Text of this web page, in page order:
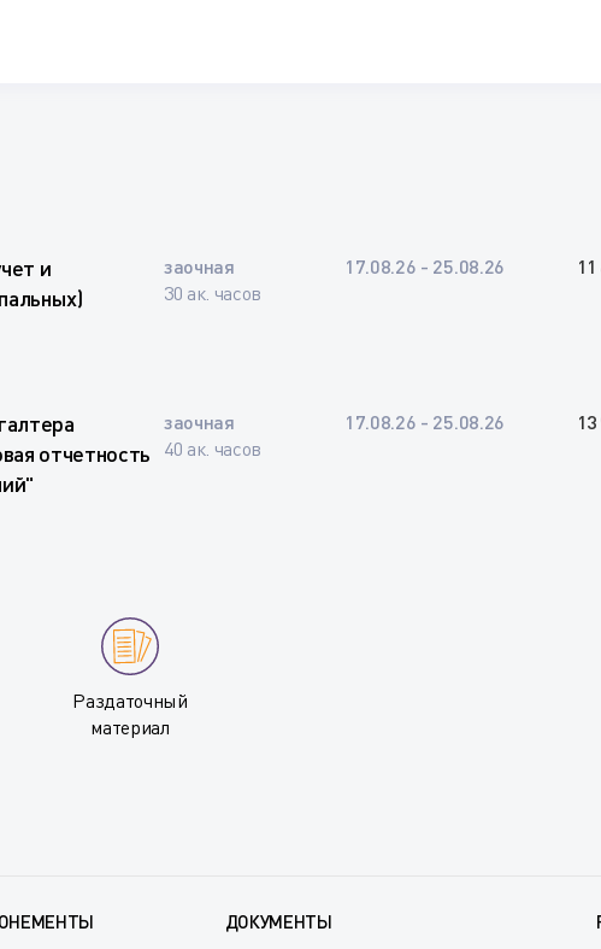
и
заочная
30 ак. часов
17.08.26 - 25.08.26
отчетность
заочная
40 ак. часов
17.08.26 - 25.08.26
Раздаточный
материал
ДОКУМЕНТЫ